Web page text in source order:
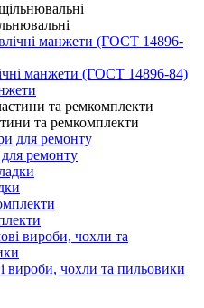
манжети (ГОСТ 14896-84)
та ремкомплекти
ремонту
вироби, чохли та пильовики